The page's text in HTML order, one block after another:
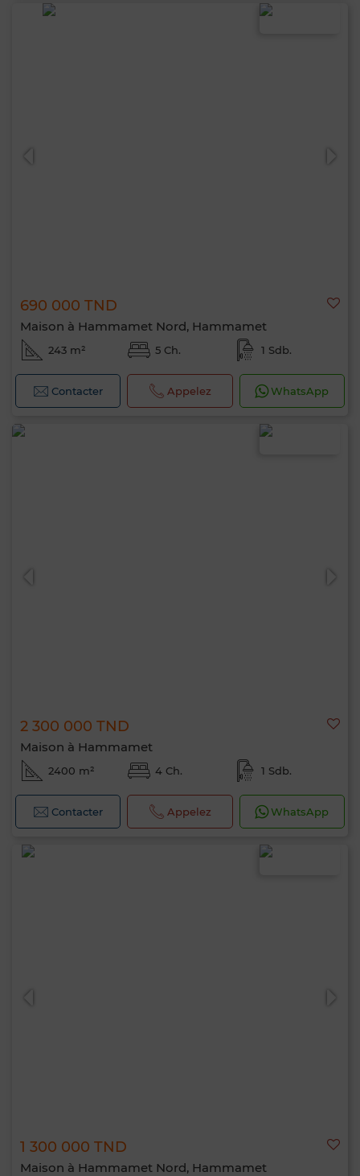
690 000 TND
Maison à Hammamet Nord, Hammamet
243 m² 5 Ch. 1 Sdb.
Contacter Appelez WhatsApp
2 300 000 TND
Maison à Hammamet
2400 m² 4 Ch. 1 Sdb.
Contacter Appelez WhatsApp
1 300 000 TND
Maison à Hammamet Nord, Hammamet